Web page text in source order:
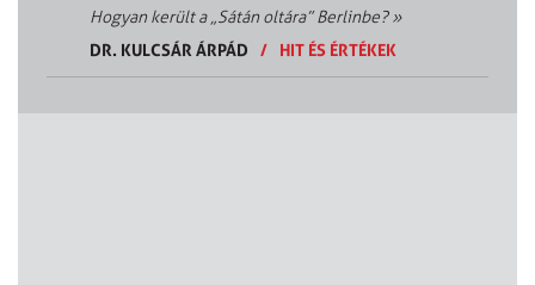
Hogyan került a „Sátán oltára” Berlinbe?»
DR. KULCSÁR ÁRPÁD
/ HIT ÉS ÉRTÉKEK